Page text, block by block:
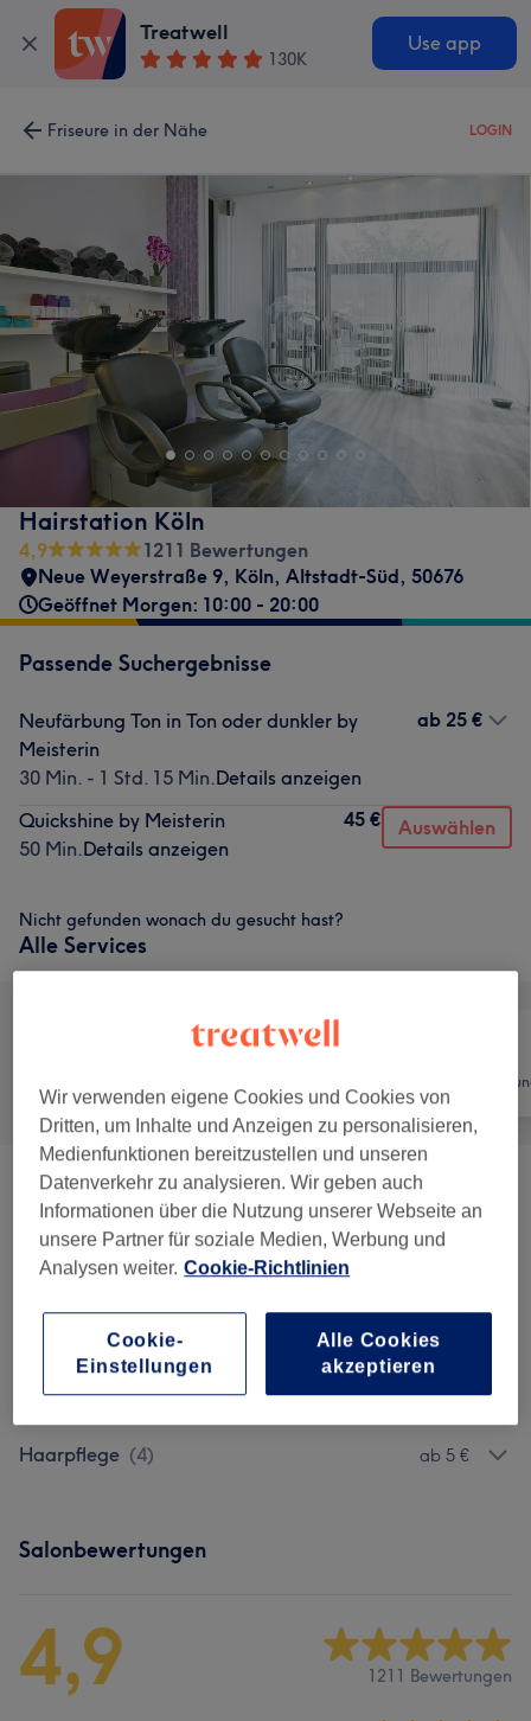
Treatwell
130K
Use app
Friseure in der Nähe LOGIN
Hairstation Köln
4,9
1211 Bewertungen
Neue Weyerstraße 9, Köln, Altstadt-Süd, 50676
Geöffnet Morgen: 10:00 - 20:00
Passende Suchergebnisse
Neufärbung Ton in Ton oder dunkler by
Meisterin
30 Min. - 1 Std. 15 Min.Details anzeigen
ab 25 €
Quickshine by Meisterin
50 Min.Details anzeigen
45 € Auswählen
Nicht gefunden wonach du gesucht hast?
Alle Services
Haarschnitte & Stylings (8) ab 7,50 €
Coloration & Farbe (7) ab 25 €
Herren - Haarschnitte & Stylings (2) ab 18 €
Kinder - Haarschnitt (bis Zum 14. Lebensjahr)
1)
Haarpflege (4) ab 5 €
Salonbewertungen
4,9 1211 Bewertungen
Wir verwenden eigene Cookies und Cookies von
Dritten, um Inhalte und Anzeigen zu personalisieren,
Medienfunktionen bereitzustellen und unseren
Datenverkehr zu analysieren. Wir geben auch
Informationen über die Nutzung unserer Webseite an
unsere Partner für soziale Medien, Werbung und
Analysen weiter. Cookie-Richtlinien
Cookie-
Einstellungen
Alle Cookies
akzeptieren